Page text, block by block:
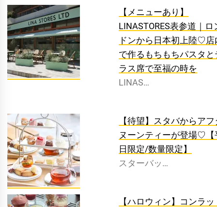
【メニューあり】
LINASTORES表参道｜ロ
ドンから日本初上陸♡店
で作るもちもちパスタと
ラス席で至福の時を
LINAS…
【待望】スタバからアフ
ヌーンティーが登場♡【
日限定/数量限定】
スターバッ…
【ハロウィン】コンラッ